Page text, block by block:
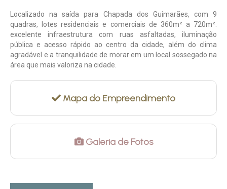
Localizado na saída para Chapada dos Guimarães, com 9
quadras, lotes residenciais e comerciais de 360m² a 720m².
excelente infraestrutura com ruas asfaltadas, iluminação
pública e acesso rápido ao centro da cidade, além do clima
agradável e a tranquilidade de morar em um local sossegado na
área que mais valoriza na cidade.
Mapa do Empreendimento
Galeria de Fotos